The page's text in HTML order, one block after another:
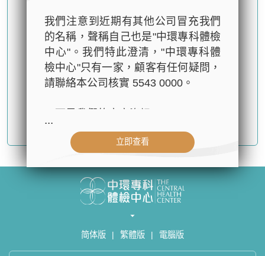
简体版 | 繁體版 | 電腦版
我們注意到近期有其他公司冒充我們
的名稱，聲稱自己也是"中環專科體檢
中心"。我們特此澄清，"中環專科體
檢中心"只有一家，顧客有任何疑問，
請聯絡本公司核實 5543 0000。
- 公司名稱：中環專科體檢中心（The
Central Health Center）
心42樓4203室（中環港鐵站出口
- 服務熱線：(852) 3180 9809
- 電子郵箱：cs@tchc.hk
...
立即查看